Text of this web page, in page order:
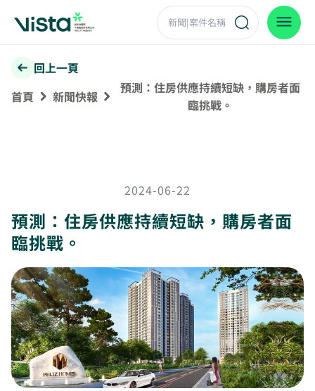
回上一頁
首頁
新聞快報
預測：住房供應持續短缺，購房者面
臨挑戰。
2024-06-22
預測：住房供應持續短缺，購房者面
臨挑戰。